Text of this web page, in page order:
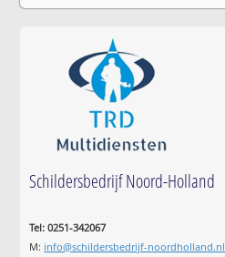
Schildersbedrijf Noord-Holland
Tel: 0251-342067
M: info@schildersbedrijf-noordholland.nl